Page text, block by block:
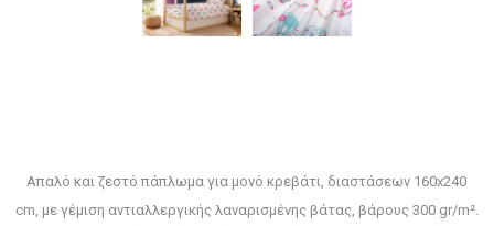
Απαλό και ζεστό πάπλωμα για μονό κρεβάτι, διαστάσεων 160x240
cm, με γέμιση αντιαλλεργικής λαναρισμένης βάτας, βάρους 300 gr/m².